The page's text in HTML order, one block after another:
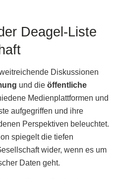
Deagel-Liste
Diskussionen
und die öffentliche
Medienplattformen und
aufgegriffen und ihre
Perspektiven beleuchtet.
spiegelt die tiefen
wider, wenn es um
Daten geht.